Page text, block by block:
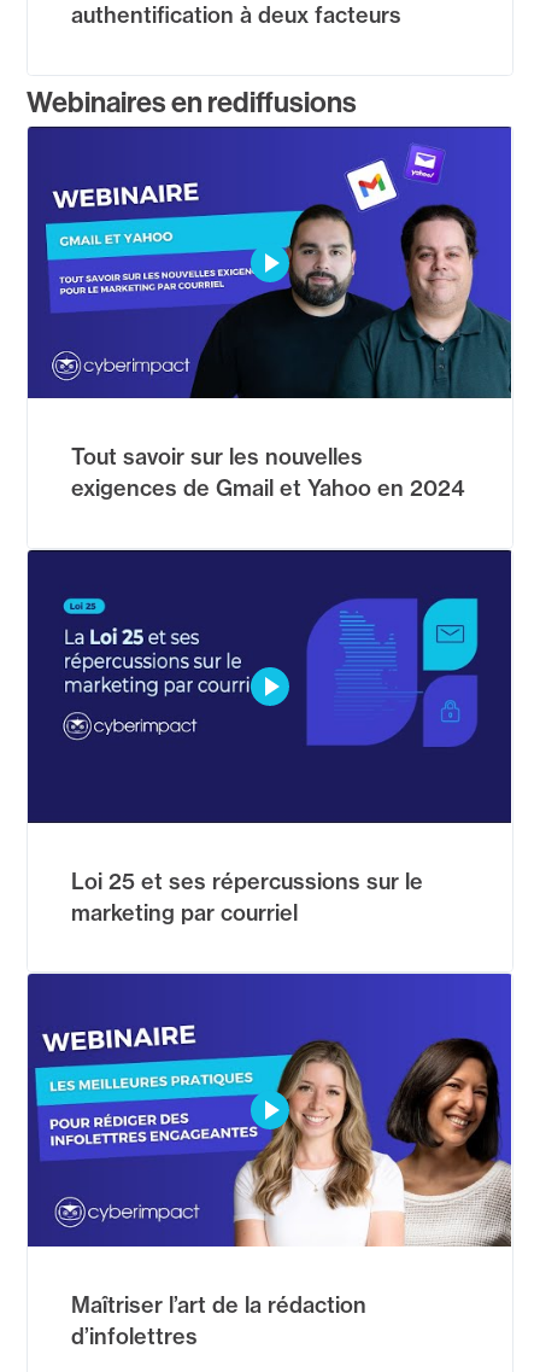
authentification à deux facteurs
Webinaires en rediffusions
Tout savoir sur les nouvelles
exigences de Gmail et Yahoo en 2024
Loi 25 et ses répercussions sur le
marketing par courriel
Maîtriser l’art de la rédaction
d’infolettres